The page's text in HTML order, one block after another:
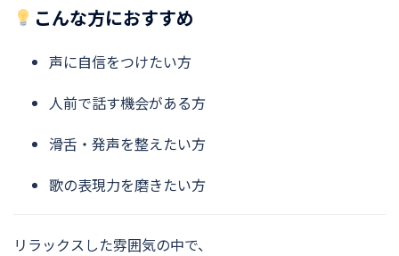
こんな方におすすめ
声に自信をつけたい方
人前で話す機会がある方
滑舌・発声を整えたい方
歌の表現力を磨きたい方
リラックスした雰囲気の中で、